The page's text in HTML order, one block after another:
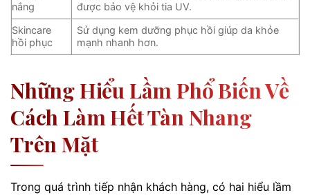
nắng
được bảo vệ khỏi tia UV.
Skincare
hồi phục
Sử dụng kem dưỡng phục hồi giúp da khỏe
mạnh nhanh hơn.
Những Hiểu Lầm Phổ Biến Về
Cách Làm Hết Tàn Nhang
Trên Mặt
Trong quá trình tiếp nhận khách hàng, có hai hiểu lầm